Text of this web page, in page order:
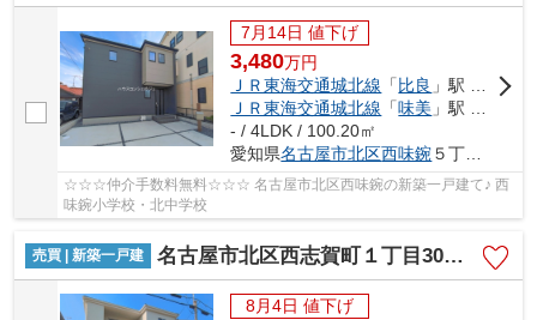
7月14日 値下げ
3,480万円
ＪＲ東海交通城北線 「比良 」駅 徒歩27分
ＪＲ東海交通城北線 「味美 」駅 徒歩29分
- / 4LDK / 100.20㎡
愛知県名古屋市北区西味鋺５丁目811−1
☆☆☆仲介手数料無料☆☆☆ 名古屋市北区西味鋺の新築一戸建て♪ 西
味鋺小学校・北中学校
売買 | 新築一戸建 名古屋市北区西志賀町１丁目30【仲介手数料無料】新築一戸建て 1号棟
8月4日 値下げ